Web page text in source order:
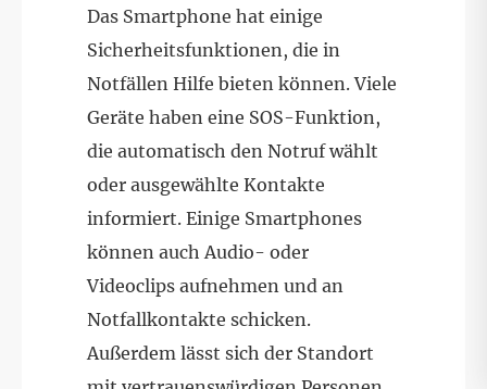
Das Smartphone hat einige
Sicherheitsfunktionen, die in
Notfällen Hilfe bieten können. Viele
Geräte haben eine SOS-Funktion,
die automatisch den Notruf wählt
oder ausgewählte Kontakte
informiert. Einige Smartphones
können auch Audio- oder
Videoclips aufnehmen und an
Notfallkontakte schicken.
Außerdem lässt sich der Standort